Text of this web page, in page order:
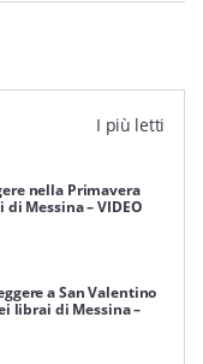
I più letti
nella Primavera
Messina – VIDEO
a San Valentino
librai di Messina –